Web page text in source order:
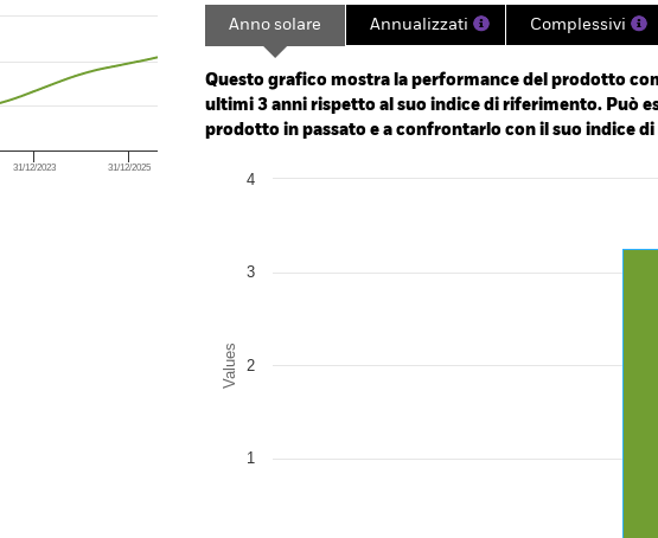
1 X axis displaying Time. Range: 2022-01-24 00:00:00 to 2026-08-07 00:00:00.
1 Y axis displaying values. Range: 90 to 120.
31/12/2023 31/12/2025
Anno solare Annualizzati Complessivi
Questo grafico mostra la performance del prodotto
ultimi 3 anni rispetto al suo indice di riferimento. Può
prodotto in passato e a confrontarlo con il suo indice
Bar chart with 2 data series.
Values
1
2
3
4